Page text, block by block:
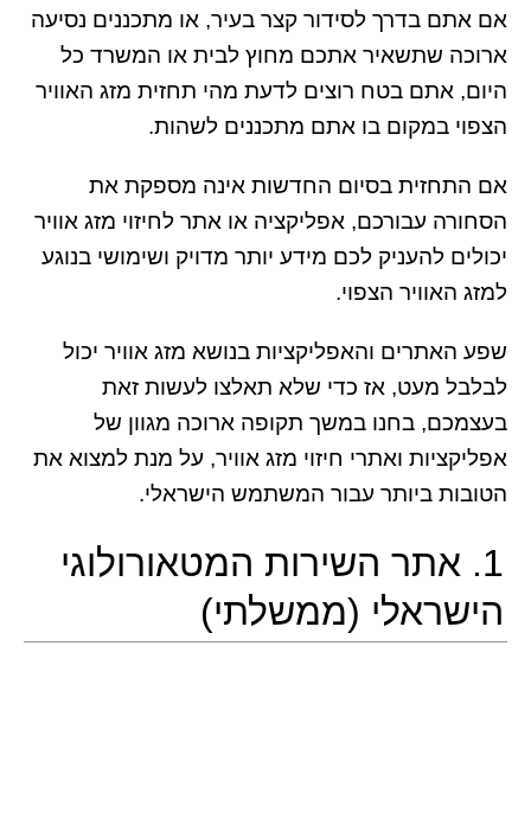
אם אתם בדרך לסידור קצר בעיר, או מתכננים נסיעה
ארוכה שתשאיר אתכם מחוץ לבית או המשרד כל
היום, אתם בטח רוצים לדעת מהי תחזית מזג האוויר
הצפוי במקום בו אתם מתכננים לשהות.
אם התחזית בסיום החדשות אינה מספקת את
הסחורה עבורכם, אפליקציה או אתר לחיזוי מזג אוויר
יכולים להעניק לכם מידע יותר מדויק ושימושי בנוגע
למזג האוויר הצפוי.
שפע האתרים והאפליקציות בנושא מזג אוויר יכול
לבלבל מעט, אז כדי שלא תאלצו לעשות זאת
בעצמכם, בחנו במשך תקופה ארוכה מגוון של
אפליקציות ואתרי חיזוי מזג אוויר, על מנת למצוא את
הטובות ביותר עבור המשתמש הישראלי.
1. אתר השירות המטאורולוגי
הישראלי (ממשלתי)